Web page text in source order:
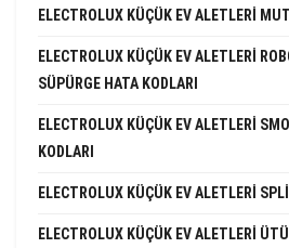
ELECTROLUX KÜÇÜK EV ALETLERI
ELECTROLUX KÜÇÜK EV ALETLERI
SÜPÜRGE HATA KODLARI
ELECTROLUX KÜÇÜK EV ALETLERI
KODLARI
ELECTROLUX KÜÇÜK EV ALETLERI
ELECTROLUX KÜÇÜK EV ALETLERI